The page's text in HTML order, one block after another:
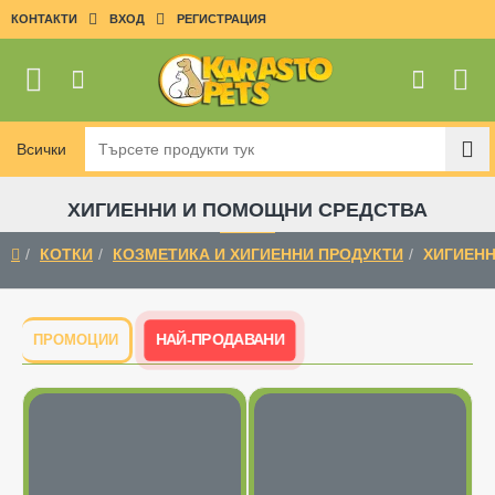
КОНТАКТИ ВХОД РЕГИСТРАЦИЯ
Всички
Търсете
продукти
ХИГИЕННИ И ПОМОЩНИ СРЕДСТВА
КОТКИ КОЗМЕТИКА И ХИГИЕННИ ПРОДУКТИ
ПРОМОЦИИ НАЙ-ПРОДАВАНИ